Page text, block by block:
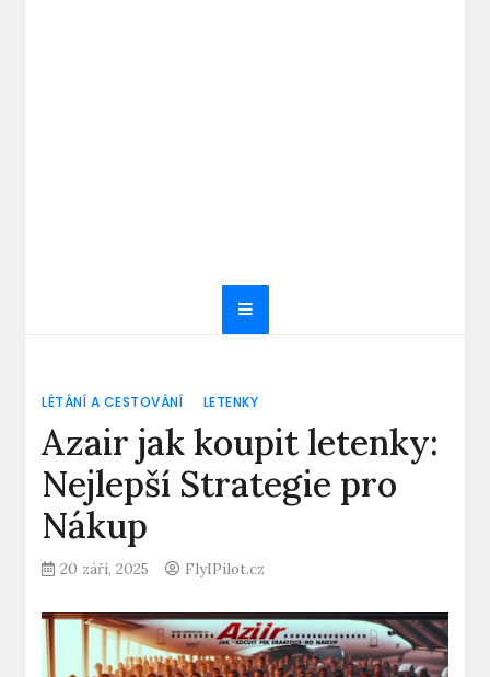
LÉTÁNÍ A CESTOVÁNÍ LETENKY
Azair jak koupit letenky:
Nejlepší Strategie pro
Nákup
20 září, 2025 FlyIPilot.cz